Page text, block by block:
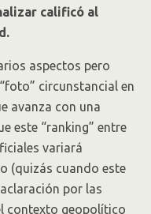
calificó al
aspectos pero
circunstancial en
avanza con una
este “ranking” entre
variará
(quizás cuando este
por las
contexto geopolítico